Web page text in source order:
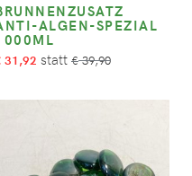
ALGEN-SPEZIAL
31,92 €39,90